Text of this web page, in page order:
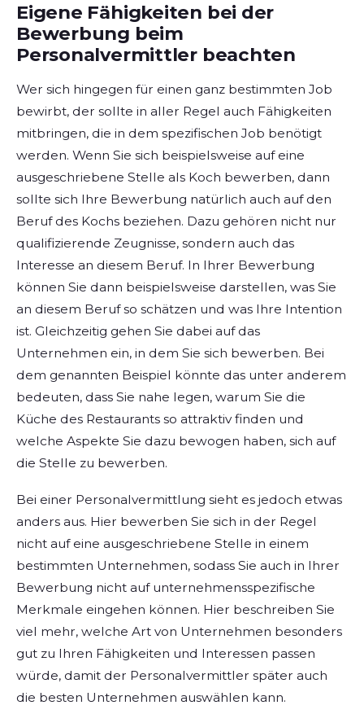
Eigene Fähigkeiten bei der
Bewerbung beim
Personalvermittler beachten
Wer sich hingegen für einen ganz bestimmten Job
bewirbt, der sollte in aller Regel auch Fähigkeiten
mitbringen, die in dem spezifischen Job benötigt
werden. Wenn Sie sich beispielsweise auf eine
ausgeschriebene Stelle als Koch bewerben, dann
sollte sich Ihre Bewerbung natürlich auch auf den
Beruf des Kochs beziehen. Dazu gehören nicht nur
qualifizierende Zeugnisse, sondern auch das
Interesse an diesem Beruf. In Ihrer Bewerbung
können Sie dann beispielsweise darstellen, was Sie
an diesem Beruf so schätzen und was Ihre Intention
ist. Gleichzeitig gehen Sie dabei auf das
Unternehmen ein, in dem Sie sich bewerben. Bei
dem genannten Beispiel könnte das unter anderem
bedeuten, dass Sie nahe legen, warum Sie die
Küche des Restaurants so attraktiv finden und
welche Aspekte Sie dazu bewogen haben, sich auf
die Stelle zu bewerben.
Bei einer Personalvermittlung sieht es jedoch etwas
anders aus. Hier bewerben Sie sich in der Regel
nicht auf eine ausgeschriebene Stelle in einem
bestimmten Unternehmen, sodass Sie auch in Ihrer
Bewerbung nicht auf unternehmensspezifische
Merkmale eingehen können. Hier beschreiben Sie
viel mehr, welche Art von Unternehmen besonders
gut zu Ihren Fähigkeiten und Interessen passen
würde, damit der Personalvermittler später auch
die besten Unternehmen auswählen kann.